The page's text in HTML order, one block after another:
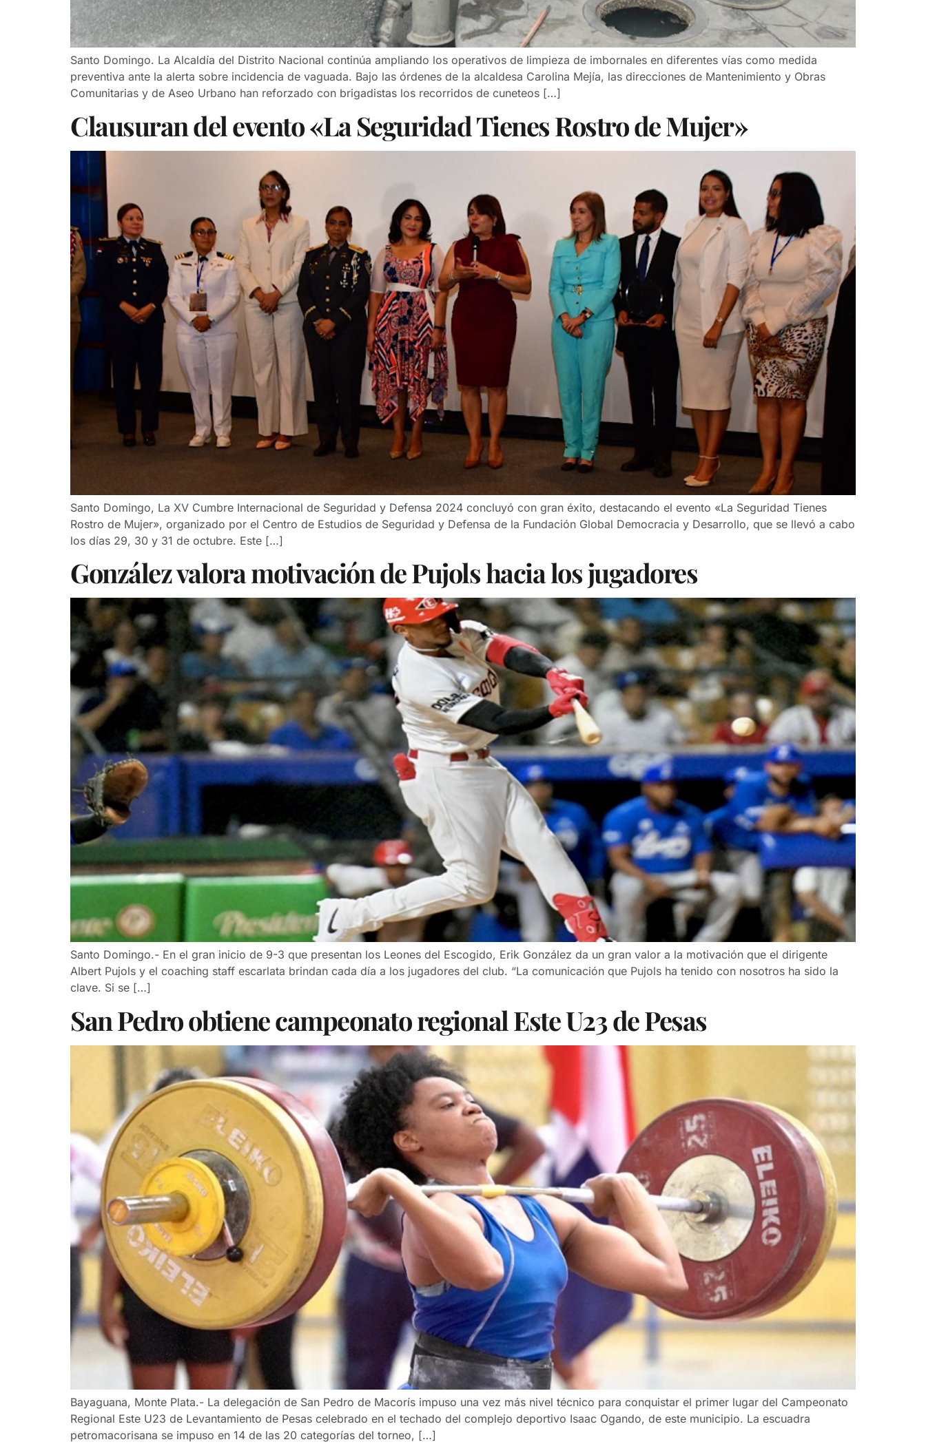
Santo Domingo. La Alcaldía del Distrito Nacional continúa ampliando los operativos de limpieza de imbornales en diferentes vías como medida
preventiva ante la alerta sobre incidencia de vaguada. Bajo las órdenes de la alcaldesa Carolina Mejía, las direcciones de Mantenimiento y Obras
Comunitarias y de Aseo Urbano han reforzado con brigadistas los recorridos de cuneteos […]
Clausuran del evento «La Seguridad Tienes Rostro de Mujer»
Santo Domingo, La XV Cumbre Internacional de Seguridad y Defensa 2024 concluyó con gran éxito, destacando el evento «La Seguridad Tienes
Rostro de Mujer», organizado por el Centro de Estudios de Seguridad y Defensa de la Fundación Global Democracia y Desarrollo, que se llevó a cabo
los días 29, 30 y 31 de octubre. Este […]
González valora motivación de Pujols hacia los jugadores
Santo Domingo.- En el gran inicio de 9-3 que presentan los Leones del Escogido, Erik González da un gran valor a la motivación que el dirigente
Albert Pujols y el coaching staff escarlata brindan cada día a los jugadores del club. “La comunicación que Pujols ha tenido con nosotros ha sido la
clave. Si se […]
San Pedro obtiene campeonato regional Este U23 de Pesas
Bayaguana, Monte Plata.- La delegación de San Pedro de Macorís impuso una vez más nivel técnico para conquistar el primer lugar del Campeonato
Regional Este U23 de Levantamiento de Pesas celebrado en el techado del complejo deportivo Isaac Ogando, de este municipio. La escuadra
petromacorisana se impuso en 14 de las 20 categorías del torneo, […]